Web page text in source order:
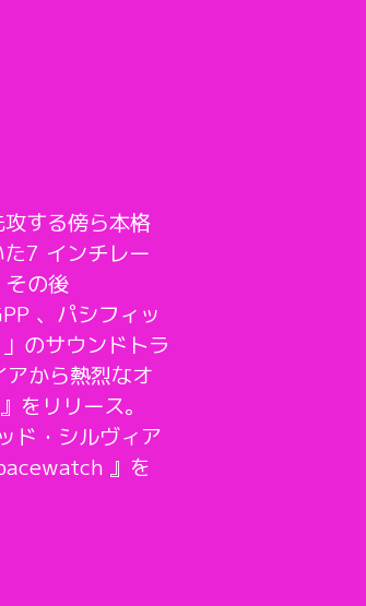
する傍ら本格
7 インチレー
の後
、パシフィッ
のサウンドトラ
から熱烈なオ
リリース。
ド・シルヴィア
』を